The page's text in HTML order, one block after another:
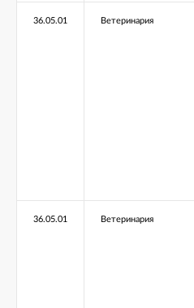
36.05.01 Ветеринария
36.05.01 Ветеринария